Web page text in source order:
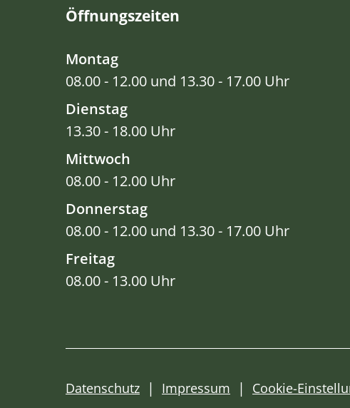
Öffnungszeiten
Montag
08.00 - 12.00 und 13.30 - 17.00 Uhr
Dienstag
13.30 - 18.00 Uhr
Mittwoch
08.00 - 12.00 Uhr
Donnerstag
08.00 - 12.00 und 13.30 - 17.00 Uhr
Freitag
08.00 - 13.00 Uhr
Datenschutz Impressum Cookie-